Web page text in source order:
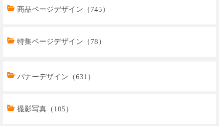
商品ページデザイン（745）
特集ページデザイン（78）
トップページデザイン（32）
商品ページデザイン（769）
バナーデザイン（631）
撮影写真（105）